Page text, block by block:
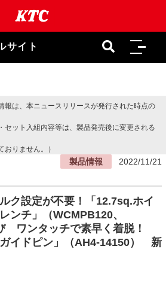
サイト
報は、本ニュースリリースが発行された時点の
セット入組内容等は、製品発売後に変更される
おりません。）
製品情報 2022/11/21
ク設定が不要！「12.7sq.ホイ
ンチ」（WCMPB120、
ワンタッチで素早く着脱！
ガイドピン」（AH4-14150） 新